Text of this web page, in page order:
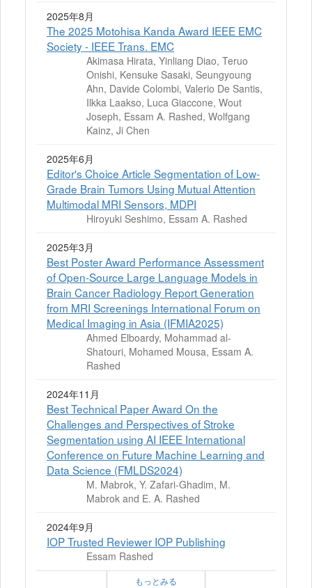
2025年8月
The 2025 Motohisa Kanda Award IEEE EMC
Society - IEEE Trans. EMC
Akimasa Hirata, Yinliang Diao, Teruo
Onishi, Kensuke Sasaki, Seungyoung
Ahn, Davide Colombi, Valerio De Santis,
Ilkka Laakso, Luca Giaccone, Wout
Joseph, Essam A. Rashed, Wolfgang
Kainz, Ji Chen
2025年6月
Editor's Choice Article Segmentation of Low-
Grade Brain Tumors Using Mutual Attention
Multimodal MRI Sensors, MDPI
Hiroyuki Seshimo, Essam A. Rashed
2025年3月
Best Poster Award Performance Assessment
of Open-Source Large Language Models in
Brain Cancer Radiology Report Generation
from MRI Screenings International Forum on
Medical Imaging in Asia (IFMIA2025)
Ahmed Elboardy, Mohammad al-
Shatouri, Mohamed Mousa, Essam A.
Rashed
2024年11月
Best Technical Paper Award On the
Challenges and Perspectives of Stroke
Segmentation using AI IEEE International
Conference on Future Machine Learning and
Data Science (FMLDS2024)
M. Mabrok, Y. Zafari-Ghadim, M.
Mabrok and E. A. Rashed
2024年9月
IOP Trusted Reviewer IOP Publishing
Essam Rashed
もっとみる